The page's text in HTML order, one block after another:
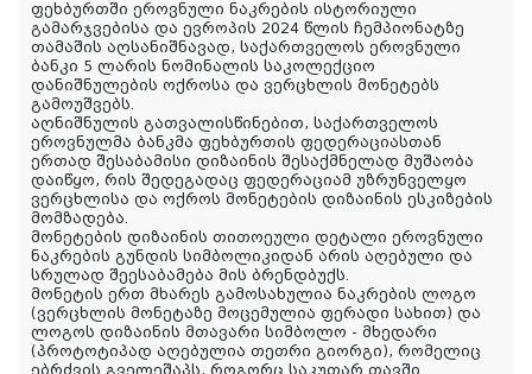
ფეხბურთში ეროვნული ნაკრების ისტორიული
გამარჯვებისა და ევროპის 2024 წლის ჩემპიონატზე
თამაშის აღსანიშნავად, საქართველოს ეროვნული
ბანკი 5 ლარის ნომინალის საკოლექციო
დანიშნულების ოქროსა და ვერცხლის მონეტებს
გამოუშვებს.
აღნიშნულის გათვალისწინებით, საქართველოს
ეროვნულმა ბანკმა ფეხბურთის ფედერაციასთან
ერთად შესაბამისი დიზაინის შესაქმნელად მუშაობა
დაიწყო, რის შედეგადაც ფედერაციამ უზრუნველყო
ვერცხლისა და ოქროს მონეტების დიზაინის ესკიზების
მომზადება.
მონეტების დიზაინის თითოეული დეტალი ეროვნული
ნაკრების გუნდის სიმბოლიკიდან არის აღებული და
სრულად შეესაბამება მის ბრენდბუქს.
მონეტის ერთ მხარეს გამოსახულია ნაკრების ლოგო
(ვერცხლის მონეტაზე მოცემულია ფერადი სახით) და
ლოგოს დიზაინის მთავარი სიმბოლო - მხედარი
(პროტოტიპად აღებულია თეთრი გიორგი), რომელიც
ებრძვის გველეშაპს, როგორც საკუთარ თავში